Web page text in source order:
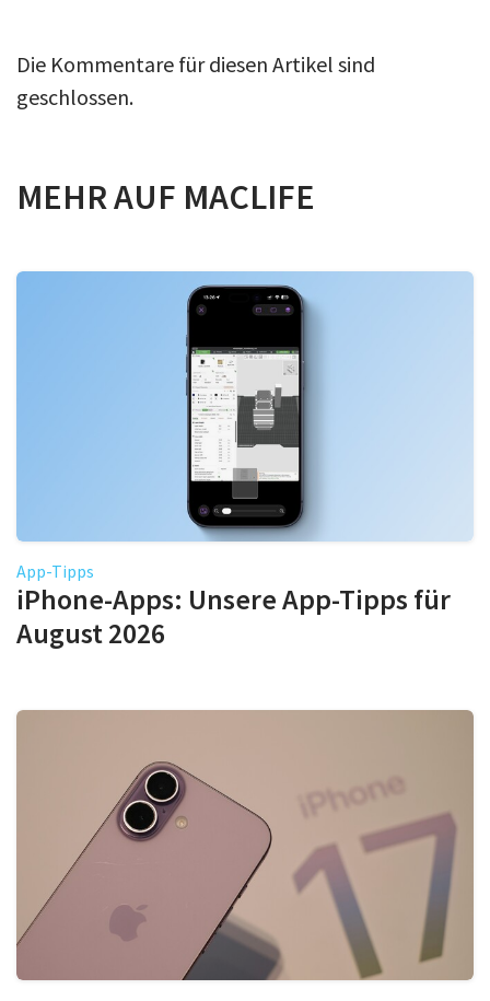
Die Kommentare für diesen Artikel sind
geschlossen.
MEHR AUF MACLIFE
App-Tipps
iPhone-Apps: Unsere App-Tipps für
August 2026